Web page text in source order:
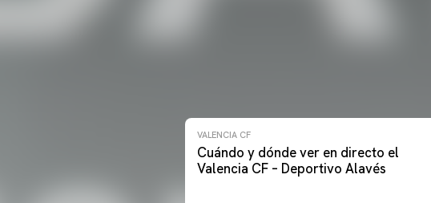
VALENCIA CF
Cuándo y dónde ver en directo el
Valencia CF – Deportivo Alavés